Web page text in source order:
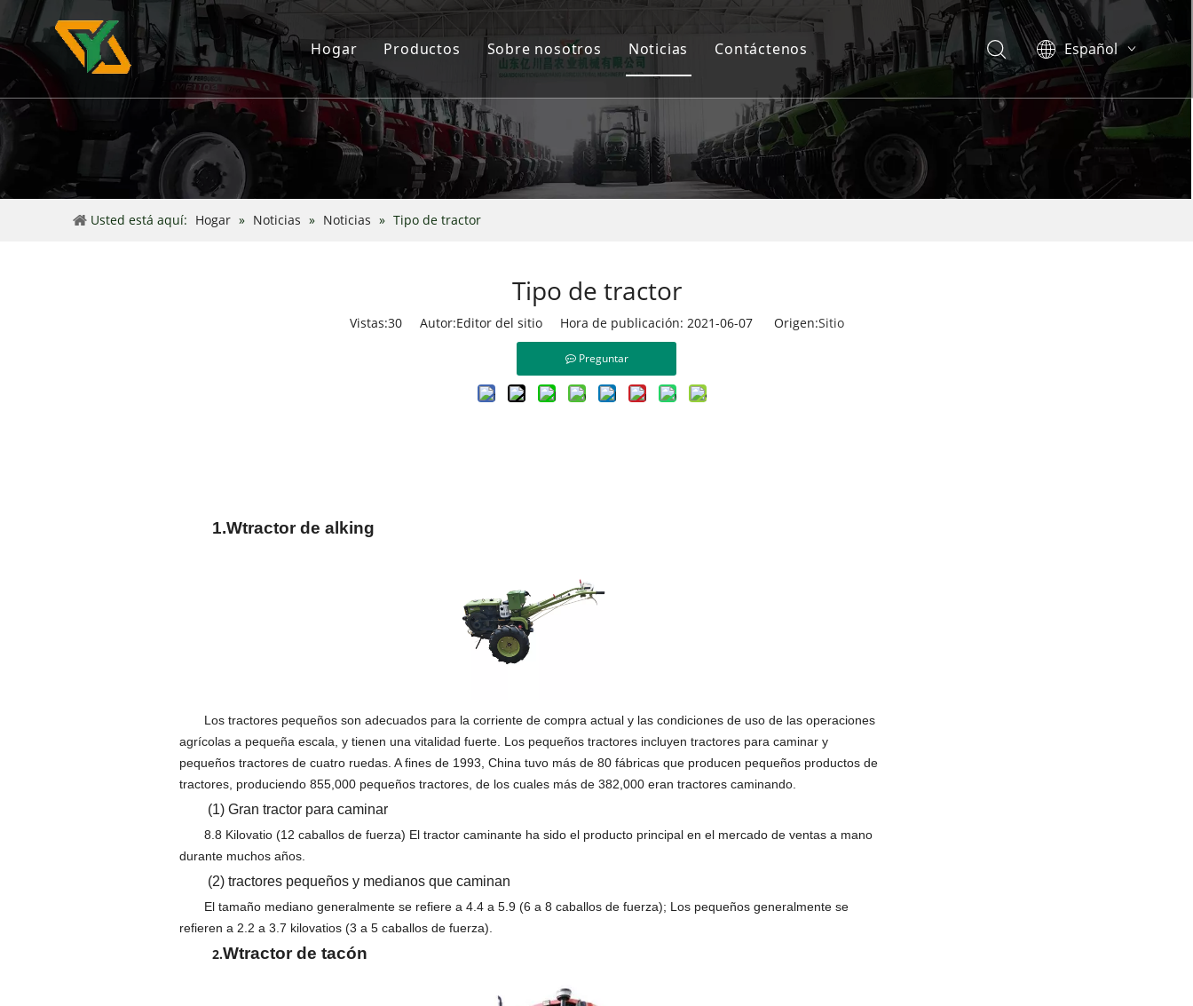
Hogar Productos
Tractor YCC
Segador
Rociador dron
Implementos agrícolas
Sobre nosotros Noticias Contáctenos
Español
English
Français
Português
Usted está aquí: Hogar » Noticias » Noticias » Tipo de tractor
Tipo de tractor
Vistas:30Autor:Editor del sitio Hora de publicación: 2021-06-07 Origen:Sitio
Preguntar
1.Wtractor de alking
Los tractores pequeños son adecuados para la corriente de compra actual y las condiciones de uso de las operaciones
agrícolas a pequeña escala, y tienen una vitalidad fuerte. Los pequeños tractores incluyen tractores para caminar y
pequeños tractores de cuatro ruedas. A fines de 1993, China tuvo más de 80 fábricas que producen pequeños productos de
tractores, produciendo 855,000 pequeños tractores, de los cuales más de 382,000 eran tractores caminando.
(1) Gran tractor para caminar
8.8 Kilovatio (12 caballos de fuerza) El tractor caminante ha sido el producto principal en el mercado de ventas a mano
durante muchos años.
(2) tractores pequeños y medianos que caminan
El tamaño mediano generalmente se refiere a 4.4 a 5.9 (6 a 8 caballos de fuerza); Los pequeños generalmente se
refieren a 2.2 a 3.7 kilovatios (3 a 5 caballos de fuerza).
2.Wtractor de tacón